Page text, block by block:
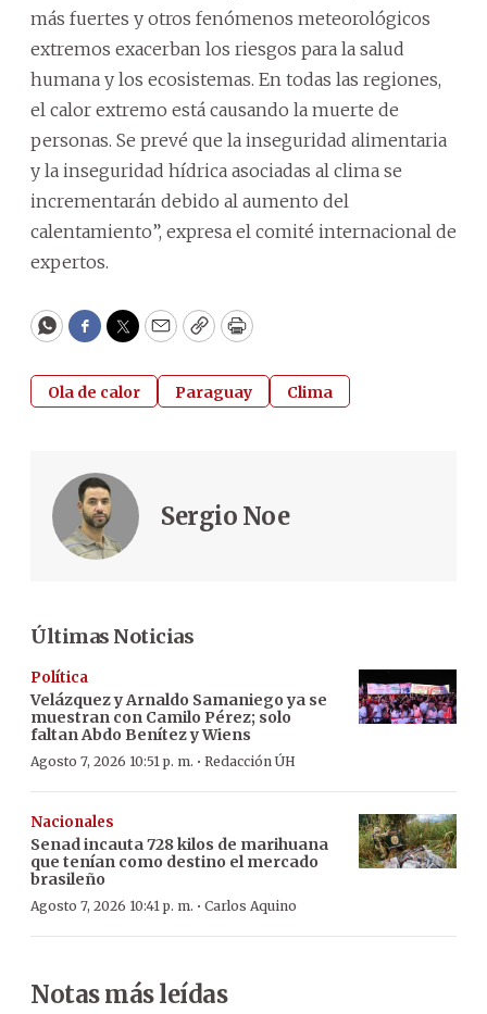
más fuertes y otros fenómenos meteorológicos
extremos exacerban los riesgos para la salud
humana y los ecosistemas. En todas las regiones,
el calor extremo está causando la muerte de
personas. Se prevé que la inseguridad alimentaria
y la inseguridad hídrica asociadas al clima se
incrementarán debido al aumento del
calentamiento”, expresa el comité internacional de
expertos.
WhatsApp
Facebook
Twitter
EmailCopyPrint
Ola de calor Paraguay Clima
Sergio Noe
Últimas Noticias
Política
Velázquez y Arnaldo Samaniego ya se
muestran con Camilo Pérez; solo
faltan Abdo Benítez y Wiens
Agosto 7, 2026 10:51 p. m. · Redacción ÚH
Nacionales
Senad incauta 728 kilos de marihuana
que tenían como destino el mercado
brasileño
Agosto 7, 2026 10:41 p. m. · Carlos Aquino
Notas más leídas